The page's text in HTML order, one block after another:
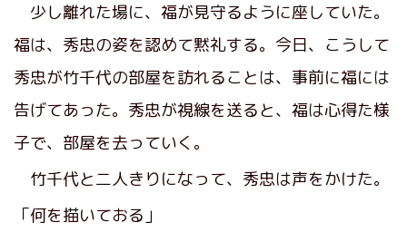
少し離れた場に、福が見守るように座していた。
福は、秀忠の姿を認めて黙礼する。今日、こうして
秀忠が竹千代の部屋を訪れることは、事前に福には
告げてあった。秀忠が視線を送ると、福は心得た様
子で、部屋を去っていく。
竹千代と二人きりになって、秀忠は声をかけた。
「何を描いておる」